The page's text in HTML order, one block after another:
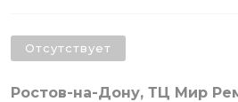
Ростов-на-Дону, ТЦ Мир
Отсутствует